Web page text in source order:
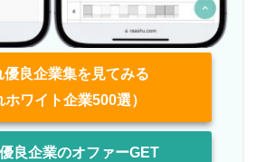
優良企業集を見てみる
ホワイト企業500選）
良企業のオファーGET